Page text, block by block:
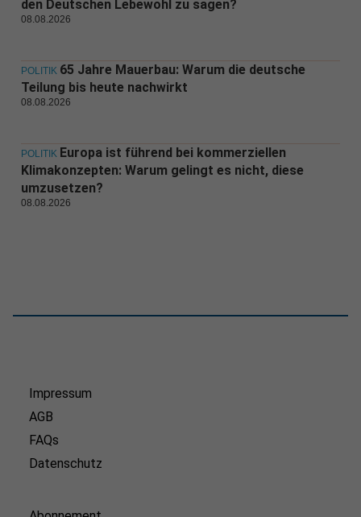
den Deutschen Lebewohl zu sagen?
08.08.2026
POLITIK 65 Jahre Mauerbau: Warum die deutsche
Teilung bis heute nachwirkt
08.08.2026
POLITIK Europa ist führend bei kommerziellen
Klimakonzepten: Warum gelingt es nicht, diese
umzusetzen?
08.08.2026
Impressum
AGB
FAQs
Datenschutz